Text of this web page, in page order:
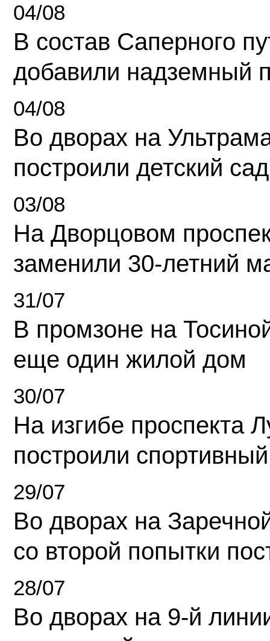
04/08
В состав Саперного
добавили надземный
04/08
Во дворах на
построили детский сад
03/08
На Дворцовом
заменили 30-летний
31/07
В промзоне на
еще один жилой дом
30/07
На изгибе проспекта
построили
29/07
Во дворах на
со второй попытки
28/07
Во дворах на 9-й